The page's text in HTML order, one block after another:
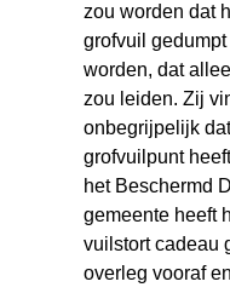
zou worden dat
grofvuil
worden, dat
zou leiden. Zij
onbegrijpelijk
grofvuilpunt
het Beschermd
gemeente heeft
vuilstort cadeau
overleg vooraf